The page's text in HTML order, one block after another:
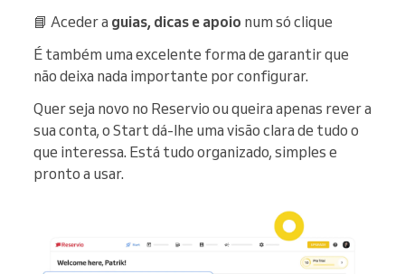
📘 Aceder a guias, dicas e apoio num só clique
É também uma excelente forma de garantir que
não deixa nada importante por configurar.
Quer seja novo no Reservio ou queira apenas rever a
sua conta, o Start dá-lhe uma visão clara de tudo o
que interessa. Está tudo organizado, simples e
pronto a usar.